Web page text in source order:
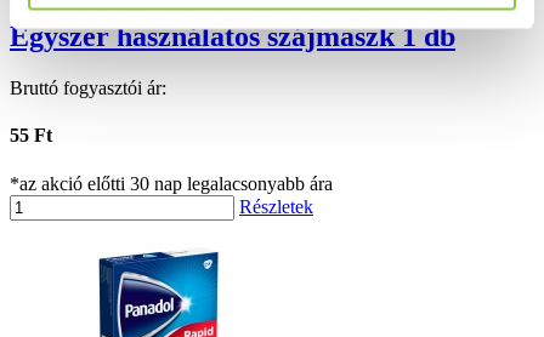
Egyszer használatos szájmaszk 1 db
Bruttó fogyasztói ár:
55 Ft
*az akció előtti 30 nap legalacsonyabb ára
Részletek